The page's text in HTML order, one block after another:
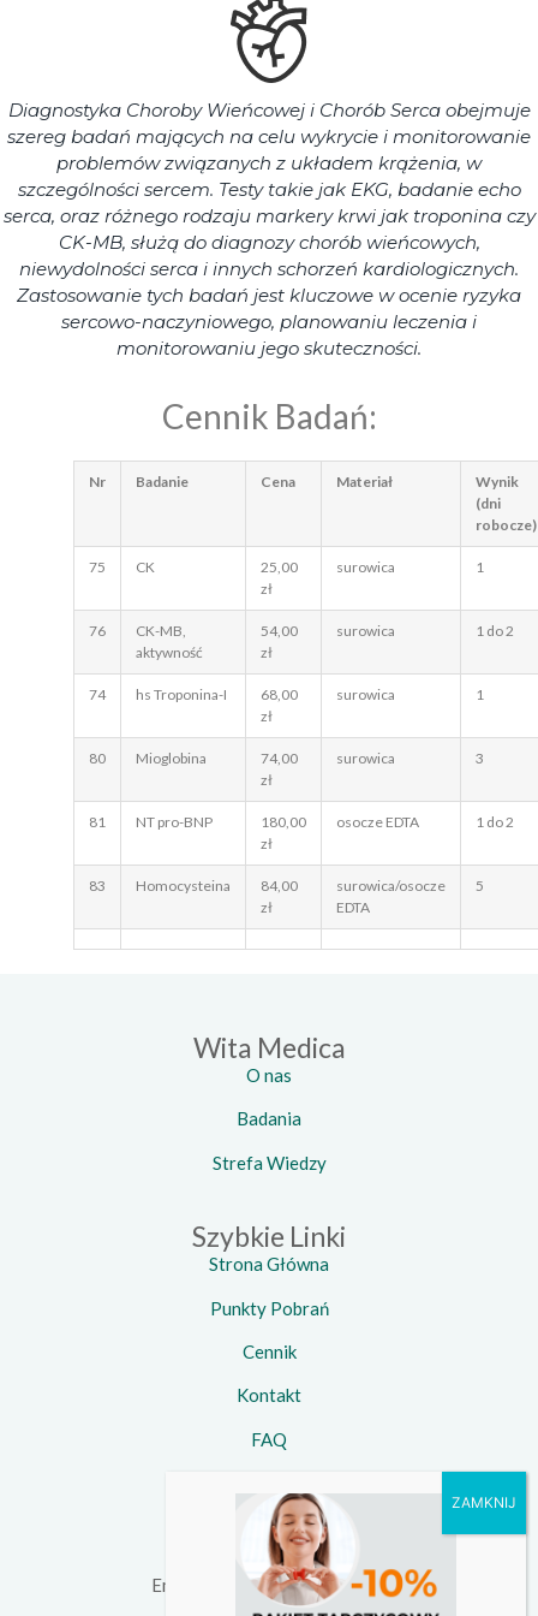
Diagnostyka Choroby Wieńcowej i Chorób Serca obejmuje
szereg badań mających na celu wykrycie i monitorowanie
problemów związanych z układem krążenia, w
szczególności sercem. Testy takie jak EKG, badanie echo
serca, oraz różnego rodzaju markery krwi jak troponina czy
CK-MB, służą do diagnozy chorób wieńcowych,
niewydolności serca i innych schorzeń kardiologicznych.
Zastosowanie tych badań jest kluczowe w ocenie ryzyka
sercowo-naczyniowego, planowaniu leczenia i
monitorowaniu jego skuteczności.
Cennik Badań:
Nr Badanie Cena Materiał
Wynik
(dni
robocze)
75 CK
25,00
zł
surowica 1
76
CK-MB,
aktywność
54,00
zł
surowica 1 do 2
74 hs Troponina-I
68,00
zł
surowica 1
80 Mioglobina
74,00
zł
surowica 3
81 NT pro-BNP
180,00
zł
osocze EDTA 1 do 2
83 Homocysteina
84,00
zł
surowica/osocze
EDTA
5
Wita Medica
O nas
Badania
Strefa Wiedzy
Szybkie Linki
Strona Główna
Punkty Pobrań
Cennik
Kontakt
FAQ
Kontakt
734 924 924
Email: kontakt@witamedica.pl